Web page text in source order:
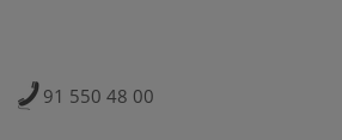
91 550 48 00